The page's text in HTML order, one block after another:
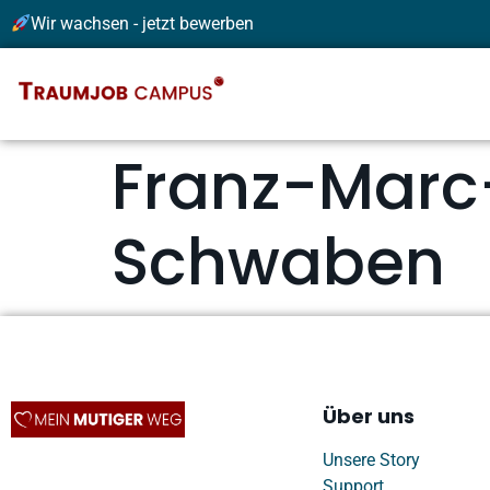
Wir wachsen - jetzt bewerben
Franz-
Schwaben
Über uns
Unsere Story
Support